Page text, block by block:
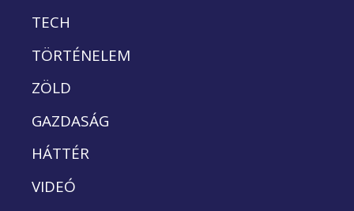
TECH
TÖRTÉNELEM
ZÖLD
GAZDASÁG
HÁTTÉR
VIDEÓ